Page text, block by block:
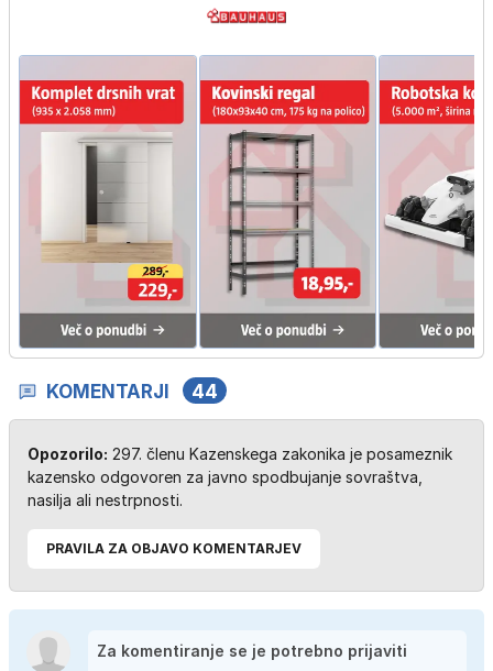
KOMENTARJI 44
Opozorilo: 297. členu Kazenskega zakonika je posameznik
kazensko odgovoren za javno spodbujanje sovraštva,
nasilja ali nestrpnosti.
PRAVILA ZA OBJAVO KOMENTARJEV